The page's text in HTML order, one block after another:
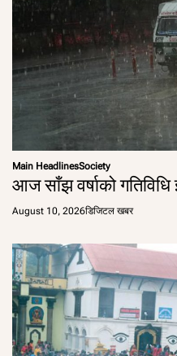
Main HeadlinesSociety
आज साँझ वर्षाको
August 10, 2026डिजिटल खबर